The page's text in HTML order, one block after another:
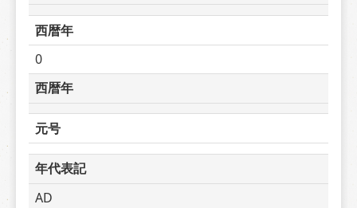
西暦年
0
西暦年
元号
年代表記
AD